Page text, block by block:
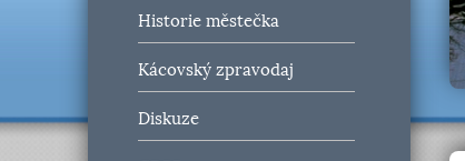
Historie městečka
Kácovský zpravodaj
Diskuze